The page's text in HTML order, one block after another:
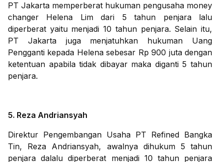
PT Jakarta memperberat hukuman pengusaha money
changer Helena Lim dari 5 tahun penjara lalu
diperberat yaitu menjadi 10 tahun penjara. Selain itu,
PT Jakarta juga menjatuhkan hukuman Uang
Pengganti kepada Helena sebesar Rp 900 juta dengan
ketentuan apabila tidak dibayar maka diganti 5 tahun
penjara.
5. Reza Andriansyah
Direktur Pengembangan Usaha PT Refined Bangka
Tin, Reza Andriansyah, awalnya dihukum 5 tahun
penjara dalalu diperberat menjadi 10 tahun penjara